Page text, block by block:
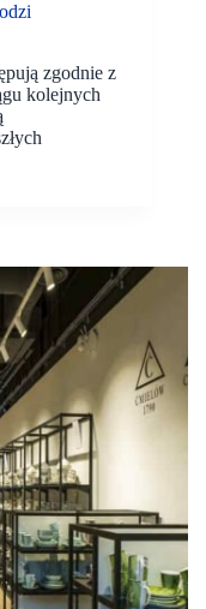
zgodnie z
kolejnych